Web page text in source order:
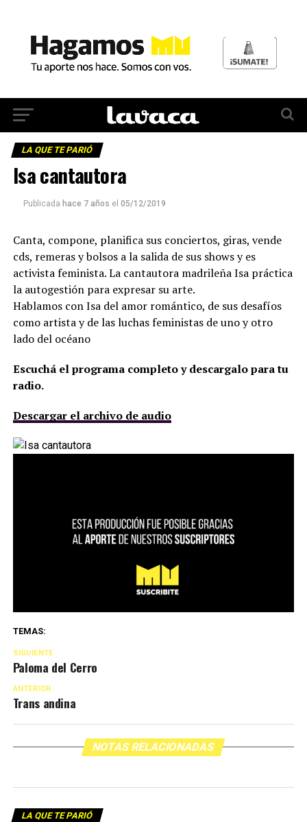
LA QUE TE PARIÓ
Isa cantautora
Publicada hace 7 años el 05/12/2019
Canta, compone, planifica sus conciertos, giras, vende
cds, remeras y bolsos a la salida de sus shows y es
activista feminista. La cantautora madrileña Isa práctica
la autogestión para expresar su arte.
Hablamos con Isa del amor romántico, de sus desafíos
como artista y de las luchas feministas de uno y otro
lado del océano
Escuchá el programa completo y descargalo para tu
radio.
Descargar el archivo de audio
TEMAS:
SIGUIENTE
Paloma del Cerro
ANTERIOR
Trans andina
NOTAS RELACIONADAS
LA QUE TE PARIÓ